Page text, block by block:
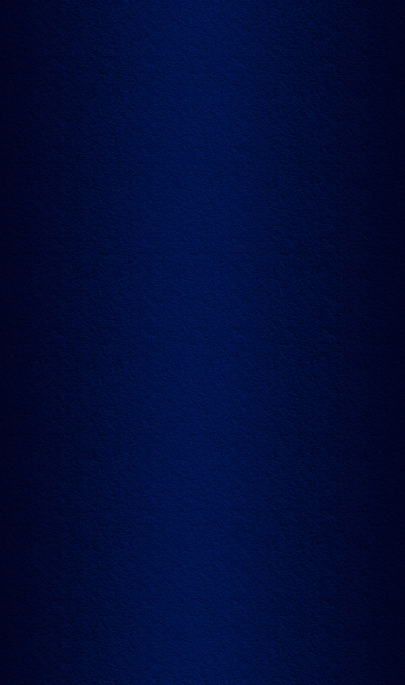
30.11.2024
马爹利稀世单樽巨匠绮
艺系列
分享